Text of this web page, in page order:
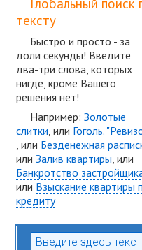
Глобальный поиск
тексту
Быстро и просто - за
доли секунды! Введите
два-три слова, которых
нигде, кроме Вашего
решения нет!
Например: Золотые
слитки, или Гоголь.
, или Безденежная
или Залив квартиры, или
Банкротство
или Взыскание квартиры
кредиту